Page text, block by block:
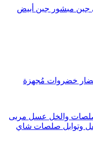
جبن مبشور جبن أبيض
خضروات مُجهزة
والخل عسل مربى
وتوابل صلصات شاي